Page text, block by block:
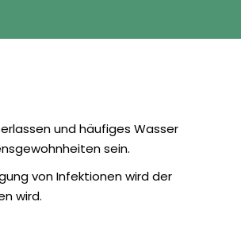
und häufiges Wasser
sein.
von Infektionen wird der
wird.